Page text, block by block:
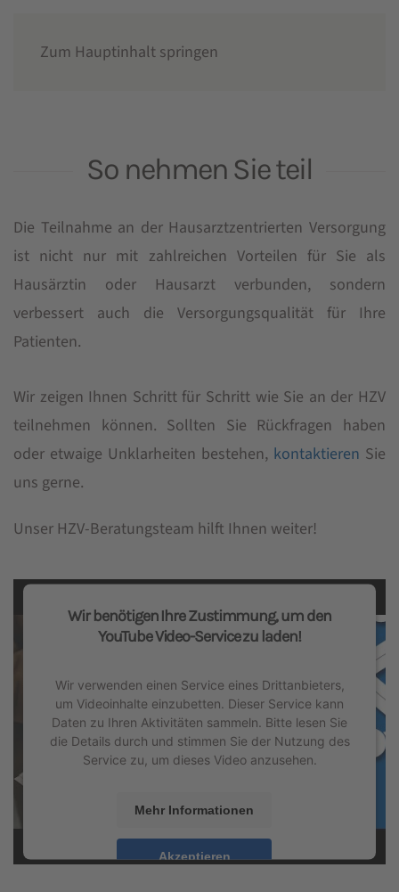
Zum Hauptinhalt springen
So nehmen Sie teil
Die Teilnahme an der Hausarztzentrierten Versorgung
ist nicht nur mit zahlreichen Vorteilen für Sie als
Hausärztin oder Hausarzt verbunden, sondern
verbessert auch die Versorgungsqualität für Ihre
Patienten.
Wir zeigen Ihnen Schritt für Schritt wie Sie an der HZV
teilnehmen können. Sollten Sie Rückfragen haben
oder etwaige Unklarheiten bestehen, kontaktieren Sie
uns gerne.
Unser HZV-Beratungsteam hilft Ihnen weiter!
Wir benötigen Ihre Zustimmung, um den
YouTube Video-Service zu laden!
Wir verwenden einen Service eines Drittanbieters,
um Videoinhalte einzubetten. Dieser Service kann
Daten zu Ihren Aktivitäten sammeln. Bitte lesen Sie
die Details durch und stimmen Sie der Nutzung des
Service zu, um dieses Video anzusehen.
Mehr Informationen
Akzeptieren